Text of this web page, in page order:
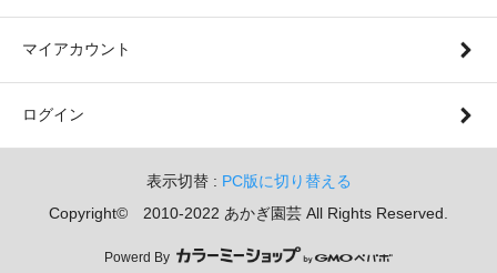
マイアカウント
ログイン
表示切替 : PC版に切り替える
Copyright© 2010-2022 あかぎ園芸 All Rights Reserved.
Powerd By